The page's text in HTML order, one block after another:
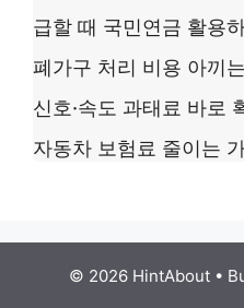
급할 때 국민연금 활용
폐가구 처리 비용 아끼
신호·속도 과태료 바로
자동차 보험료 줄이는
© 2026 HintAbout •